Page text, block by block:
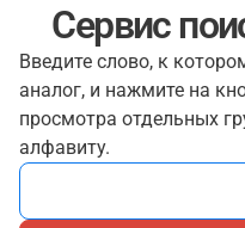
Сервис
Введите слово, к
аналог, и нажмите на
просмотра отдельных
алфавиту.